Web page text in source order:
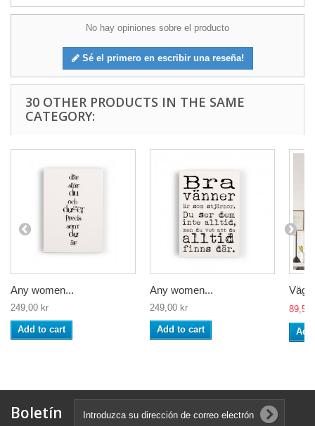
No hay opiniones sobre el producto
Sé el primero en escribir una reseña!
30 OTHER PRODUCTS IN THE SAME
CATEGORY:
Any women...
249,00 kr
Add to cart
Any women...
249,00 kr
Add to cart
89,50
Boletín